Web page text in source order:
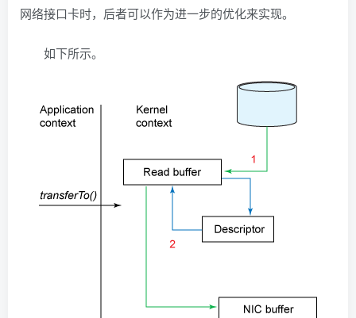
网络接口卡时，后者可以作为进一步的优化来实现。
如下所示。